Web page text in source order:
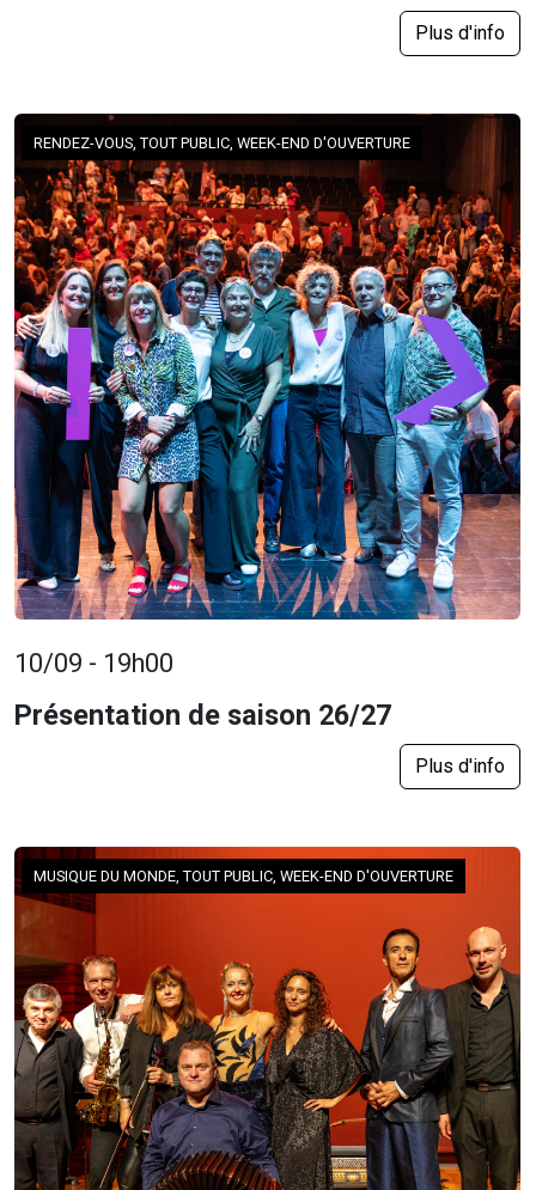
Plus d'info
RENDEZ-VOUS, TOUT PUBLIC, WEEK-END D'OUVERTURE
10/09 - 19h00
Présentation de saison 26/27
Plus d'info
MUSIQUE DU MONDE, TOUT PUBLIC, WEEK-END D'OUVERTURE